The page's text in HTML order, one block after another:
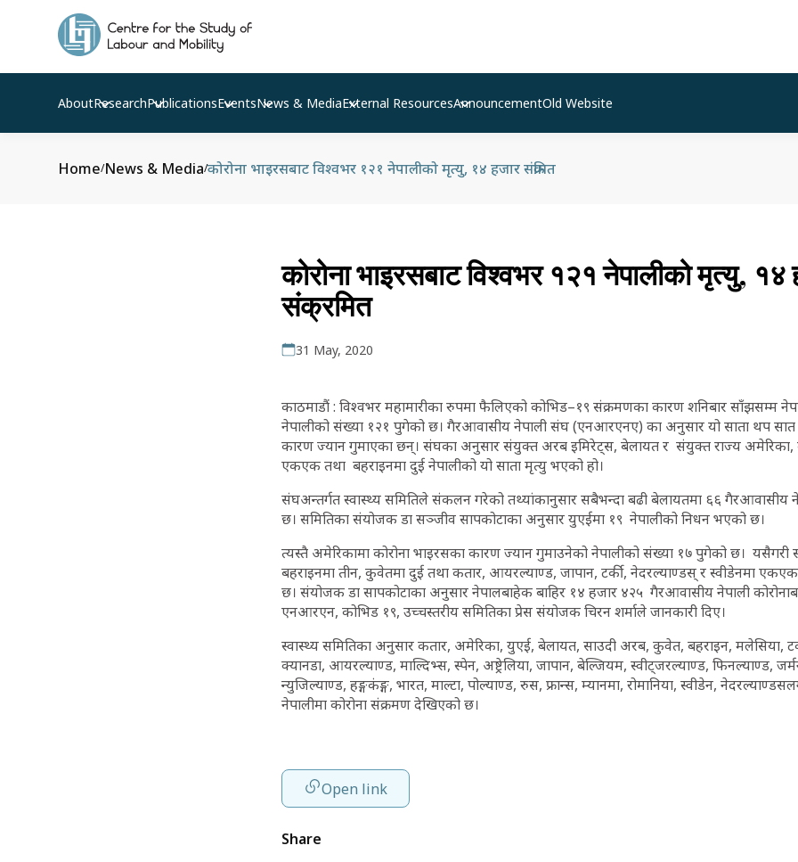
AboutResearchPublicationsEventsNews & MediaExternal ResourcesAnnouncementOld Website
Home/News & Media/कोरोना भाइरसबाट विश्वभर १२१ नेपालीको मृत्यु, १४ हजार संक्रमित
कोरोना भाइरसबाट विश्वभर १२१ नेपालीको मृत्यु, १४
संक्रमित
31 May, 2020
काठमाडौं : विश्वभर महामारीका रुपमा फैलिएको कोभिड–१९ संक्रमणका कारण शनिबार साँझसम्म
नेपालीको संख्या १२१ पुगेको छ। गैरआवासीय नेपाली संघ (एनआरएनए) का अनुसार यो साता थप सात
कारण ज्यान गुमाएका छन्। संघका अनुसार संयुक्त अरब इमिरेट्स, बेलायत र संयुक्त राज्य अमेरिका,
एकएक तथा बहराइनमा दुई नेपालीको यो साता मृत्यु भएको हो।
संघअन्तर्गत स्वास्थ्य समितिले संकलन गरेको तथ्यांकानुसार सबैभन्दा बढी बेलायतमा ६६ गैरआवासीय
छ। समितिका संयोजक डा सञ्जीव सापकोटाका अनुसार युएईमा १९ नेपालीको निधन भएको छ।
त्यस्तै अमेरिकामा कोरोना भाइरसका कारण ज्यान गुमाउनेको नेपालीको संख्या १७ पुगेको छ।
बहराइनमा तीन, कुवेतमा दुई तथा कतार, आयरल्याण्ड, जापान, टर्की, नेदरल्याण्डस् र स्वीडेनमा
छ। संयोजक डा सापकोटाका अनुसार नेपालबाहेक बाहिर १४ हजार ४२५ गैरआवासीय नेपाली
एनआरएन, कोभिड १९, उच्चस्तरीय समितिका प्रेस संयोजक चिरन शर्माले जानकारी दिए।
स्वास्थ्य समितिका अनुसार कतार, अमेरिका, युएई, बेलायत, साउदी अरब, कुवेत, बहराइन, मलेसिया,
क्यानडा, आयरल्याण्ड, माल्दिभ्स, स्पेन, अष्ट्रेलिया, जापान, बेल्जियम, स्वीट्जरल्याण्ड, फिनल्याण्ड,
न्युजिल्याण्ड, हङ्गकंङ्ग, भारत, माल्टा, पोल्याण्ड, रुस, फ्रान्स, म्यानमा, रोमानिया, स्वीडेन,
नेपालीमा कोरोना संक्रमण देखिएको छ।
Open link
Share